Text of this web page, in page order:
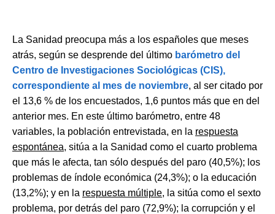
La Sanidad preocupa más a los españoles que meses
atrás, según se desprende del último barómetro del
Centro de Investigaciones Sociológicas (CIS),
correspondiente al mes de noviembre, al ser citado por
el 13,6 % de los encuestados, 1,6 puntos más que en del
anterior mes. En este último barómetro, entre 48
variables, la población entrevistada, en la respuesta
espontánea, sitúa a la Sanidad como el cuarto problema
que más le afecta, tan sólo después del paro (40,5%); los
problemas de índole económica (24,3%); o la educación
(13,2%); y en la respuesta múltiple, la sitúa como el sexto
problema, por detrás del paro (72,9%); la corrupción y el